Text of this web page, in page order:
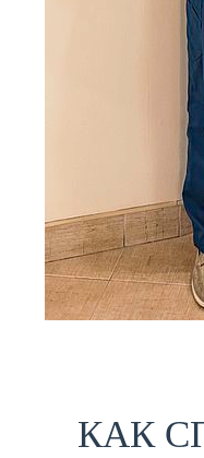
КАК